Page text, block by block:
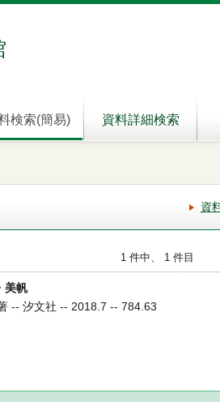
検索(簡易) 資料詳細検索
資
1 件中、 1 件目
美帆
-- 汐文社 -- 2018.7 -- 784.63